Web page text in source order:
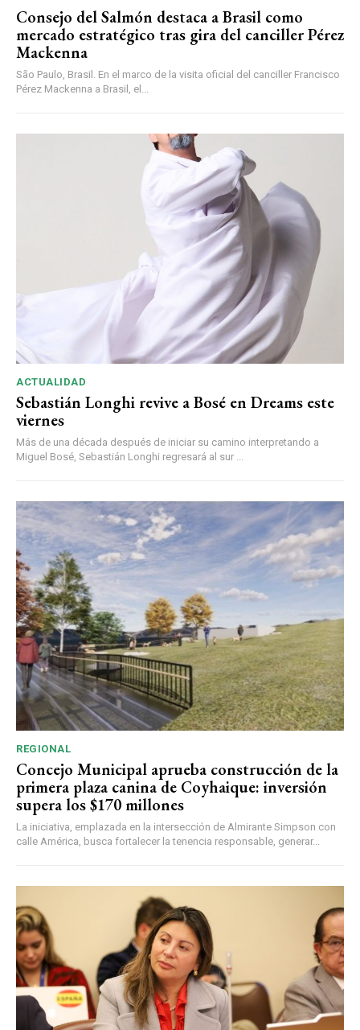
Consejo del Salmón destaca a Brasil como
mercado estratégico tras gira del canciller Pérez
Mackenna
São Paulo, Brasil. En el marco de la visita oficial del canciller Francisco
Pérez Mackenna a Brasil, el...
ACTUALIDAD
Sebastián Longhi revive a Bosé en Dreams este
viernes
Más de una década después de iniciar su camino interpretando a
Miguel Bosé, Sebastián Longhi regresará al sur ...
REGIONAL
Concejo Municipal aprueba construcción de la
primera plaza canina de Coyhaique: inversión
supera los $170 millones
La iniciativa, emplazada en la intersección de Almirante Simpson con
calle América, busca fortalecer la tenencia responsable, generar...